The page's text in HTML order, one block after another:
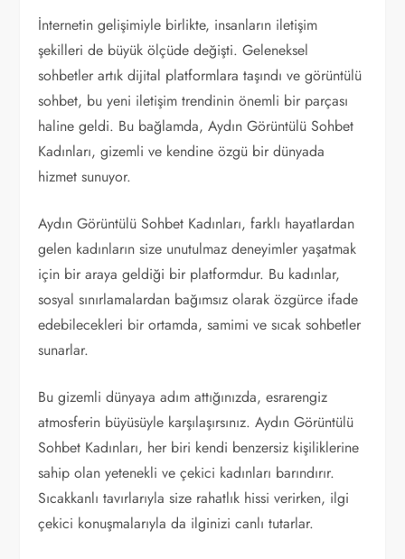
İnternetin gelişimiyle birlikte, insanların iletişim
şekilleri de büyük ölçüde değişti. Geleneksel
sohbetler artık dijital platformlara taşındı ve görüntülü
sohbet, bu yeni iletişim trendinin önemli bir parçası
haline geldi. Bu bağlamda, Aydın Görüntülü Sohbet
Kadınları, gizemli ve kendine özgü bir dünyada
hizmet sunuyor.
Aydın Görüntülü Sohbet Kadınları, farklı hayatlardan
gelen kadınların size unutulmaz deneyimler yaşatmak
için bir araya geldiği bir platformdur. Bu kadınlar,
sosyal sınırlamalardan bağımsız olarak özgürce ifade
edebilecekleri bir ortamda, samimi ve sıcak sohbetler
sunarlar.
Bu gizemli dünyaya adım attığınızda, esrarengiz
atmosferin büyüsüyle karşılaşırsınız. Aydın Görüntülü
Sohbet Kadınları, her biri kendi benzersiz kişiliklerine
sahip olan yetenekli ve çekici kadınları barındırır.
Sıcakkanlı tavırlarıyla size rahatlık hissi verirken, ilgi
çekici konuşmalarıyla da ilginizi canlı tutarlar.